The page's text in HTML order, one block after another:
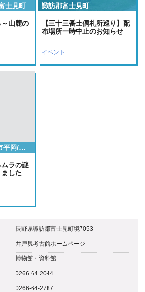
士見町
～山麓の
諏訪郡富士見町
【三十三番土偶札所巡り】配
布場所一時中止のお知らせ
イベント
北杜市/南アルプス市平岡/小県郡長和町/小県郡長和町大門鷹山/岡谷市/甲府市/甲府市下曽根町/立科町芦田八ケ野/茅野市/諏訪市湖岸通り２丁目/諏訪市湖岸通り４丁目/諏訪郡下諏訪町立町/諏訪郡原村原山/諏訪郡富士見町/諏訪郡諏訪郡原村上里
ラの謎
した
長野県諏訪郡富士見町境7053
井戸尻考古館ホームページ
博物館・資料館
0266-64-2044
0266-64-2787